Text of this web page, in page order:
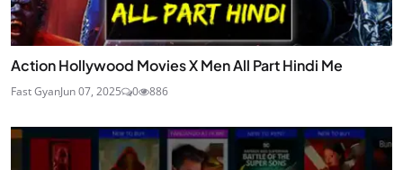
Action Hollywood Movies X Men All Part Hindi Me
Fast GyanJun 07, 2025 0 886